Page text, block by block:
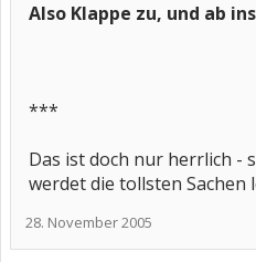
Also Klappe zu, und ab
***
Das ist doch nur herrlich -
werdet die tollsten Sachen
28. November 2005